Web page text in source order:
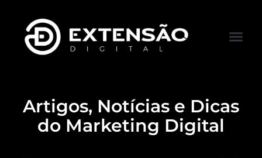
Artigos, Notícias e Dicas
do Marketing Digital